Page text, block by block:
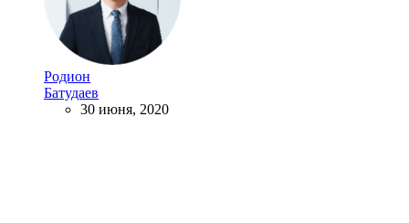
Родион
Батудаев
30 июня, 2020